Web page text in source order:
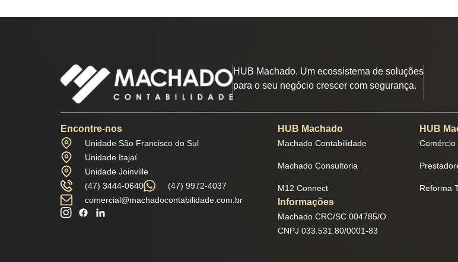
HUB Machado. Um ecossistema de soluções
para o seu negócio crescer com segurança.
Encontre-nos
Unidade São Francisco do Sul
Unidade Itajaí
Unidade Joinville
(47) 3444-0640
(47) 9972-4037
comercial@machadocontabilidade.com.br
HUB Machado
Machado Contabilidade
Machado Consultoria
M12 Connect
Informações
Machado CRC/SC 004785/O
CNPJ 033.531.80/0001-83
HUB
Comércio
Reforma